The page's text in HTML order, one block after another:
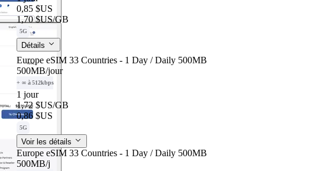
0,85 $US
1,70 $US/GB
5G
Détails
Europe eSIM 33 Countries - 1 Day / Daily 500MB
500MB/jour
+ ∞ à 512kbps
1 jour
1,72 $US/GB
0,86 $US
5G
Voir les détails
Europe eSIM 33 Countries - 1 Day / Daily 500MB
500MB/j